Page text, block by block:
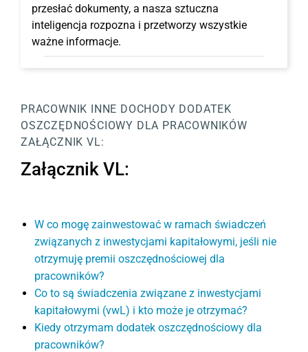
przesłać dokumenty, a nasza sztuczna
inteligencja rozpozna i przetworzy wszystkie
ważne informacje.
PRACOWNIK INNE DOCHODY DODATEK
OSZCZĘDNOŚCIOWY DLA PRACOWNIKÓW
ZAŁĄCZNIK VL:
Załącznik VL:
W co mogę zainwestować w ramach świadczeń
związanych z inwestycjami kapitałowymi, jeśli nie
otrzymuję premii oszczędnościowej dla
pracowników?
Co to są świadczenia związane z inwestycjami
kapitałowymi (vwL) i kto może je otrzymać?
Kiedy otrzymam dodatek oszczędnościowy dla
pracowników?